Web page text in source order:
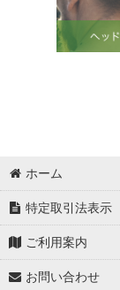
ホーム
特定取引法表示
ご利用案内
お問い合わせ